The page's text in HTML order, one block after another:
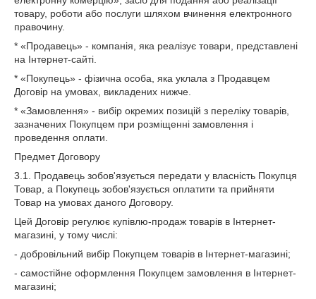
товару, роботи або послуги шляхом вчинення електронного
правочину.
* «Продавець» - компанія, яка реалізує товари, представлені
на Інтернет-сайті.
* «Покупець» - фізична особа, яка уклала з Продавцем
Договір на умовах, викладених нижче.
* «Замовлення» - вибір окремих позицій з переліку товарів,
зазначених Покупцем при розміщенні замовлення і
проведення оплати.
Предмет Договору
3.1. Продавець зобов'язується передати у власність Покупця
Товар, а Покупець зобов'язується оплатити та прийняти
Товар на умовах даного Договору.
Цей Договір регулює купівлю-продаж товарів в Інтернет-
магазині, у тому числі:
- добровільний вибір Покупцем товарів в Інтернет-магазині;
- самостійне оформлення Покупцем замовлення в Інтернет-
магазині;